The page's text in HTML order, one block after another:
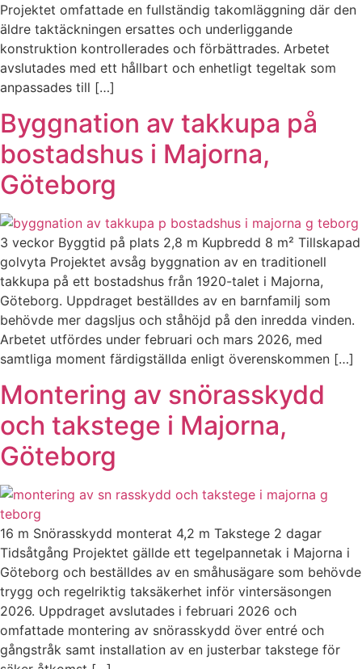
Projektet omfattade en fullständig takomläggning där den
äldre taktäckningen ersattes och underliggande
konstruktion kontrollerades och förbättrades. Arbetet
avslutades med ett hållbart och enhetligt tegeltak som
anpassades till […]
Byggnation av takkupa på
bostadshus i Majorna,
Göteborg
3 veckor Byggtid på plats 2,8 m Kupbredd 8 m² Tillskapad
golvyta Projektet avsåg byggnation av en traditionell
takkupa på ett bostadshus från 1920-talet i Majorna,
Göteborg. Uppdraget beställdes av en barnfamilj som
behövde mer dagsljus och ståhöjd på den inredda vinden.
Arbetet utfördes under februari och mars 2026, med
samtliga moment färdigställda enligt överenskommen […]
Montering av snörasskydd
och takstege i Majorna,
Göteborg
16 m Snörasskydd monterat 4,2 m Takstege 2 dagar
Tidsåtgång Projektet gällde ett tegelpannetak i Majorna i
Göteborg och beställdes av en småhusägare som behövde
trygg och regelriktig taksäkerhet inför vintersäsongen
2026. Uppdraget avslutades i februari 2026 och
omfattade montering av snörasskydd över entré och
gångstråk samt installation av en justerbar takstege för